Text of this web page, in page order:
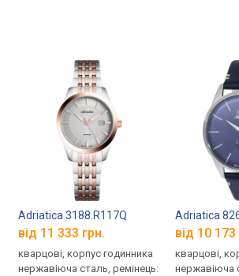
Adriatica 3188.R117Q
від 11 333 грн.
кварцові, корпус годинника
нержавіюча сталь, ремінець:
Adriatica
від 10 173
кварцові,
нержавіюча